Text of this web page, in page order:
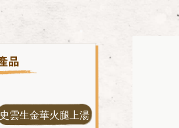
史雲生金華火腿上湯